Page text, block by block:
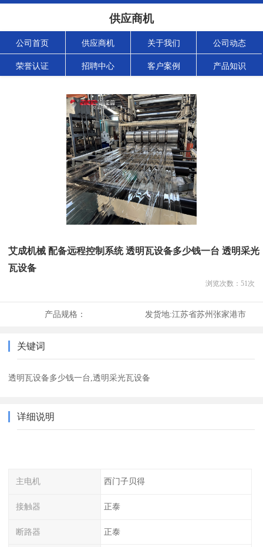
供应商机
公司首页 供应商机 关于我们 公司动态
荣誉认证 招聘中心 客户案例 产品知识
艾成机械 配备远程控制系统 透明瓦设备多少钱一台 透明采光
瓦设备
浏览次数： 51次
产品规格： 发货地:江苏省苏州张家港市
关键词
透明瓦设备多少钱一台,透明采光瓦设备
详细说明
主电机 西门子贝得
接触器 正泰
断路器 正泰